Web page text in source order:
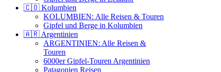
🇨🇴 Kolumbien
KOLUMBIEN: Alle Reisen & Touren
Gipfel und Berge in Kolumbien
🇦🇷 Argentinien
ARGENTINIEN: Alle Reisen &
Touren
6000er Gipfel-Touren Argentinien
Patagonien Reisen